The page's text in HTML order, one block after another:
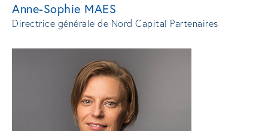
Anne-Sophie MAES
Directrice générale de Nord Capital Partenaires